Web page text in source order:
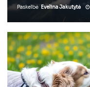
Paskelbė Evelina Jakutytė